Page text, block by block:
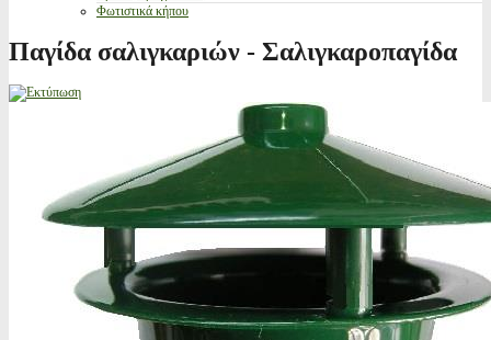
Φωτιστικά κήπου
Παγίδα σαλιγκαριών - Σαλιγκαροπαγίδα